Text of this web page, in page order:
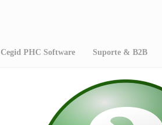
Cegid PHC Software Suporte & B2B